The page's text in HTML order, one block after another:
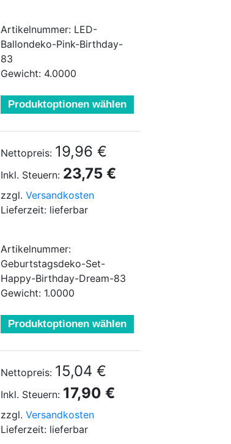
Artikelnummer: LED-
Ballondeko-Pink-Birthday-
83
Gewicht: 4.0000
Produktoptionen wählen
Nettopreis: 19,96 €
Inkl. Steuern: 23,75 €
zzgl. Versandkosten
Lieferzeit: lieferbar
Artikelnummer:
Geburtstagsdeko-Set-
Happy-Birthday-Dream-83
Gewicht: 1.0000
Produktoptionen wählen
Nettopreis: 15,04 €
Inkl. Steuern: 17,90 €
zzgl. Versandkosten
Lieferzeit: lieferbar